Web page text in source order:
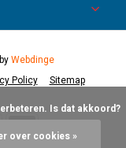
Policy Sitemap
Webdinge
over cookies »